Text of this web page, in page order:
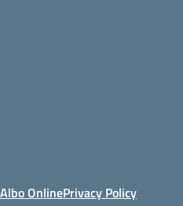
Albo OnlinePrivacy Policy